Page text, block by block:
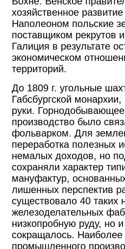
хозяйственное
Наполеоном польские
поставщиком рекрутов
Галиция в результате
экономическом
территорий.
До 1809 г. угольные
Габсбургской
руки. Горнодобывающее
производство было
фольварком. Для
переработка полезных
немалых доходов, но
сохраняли характер
мануфактур,
лишенных перспектив
существовало 40 таких
железоделательных
низкопробную руду, но
сокращалось. Наиболее
промышленного